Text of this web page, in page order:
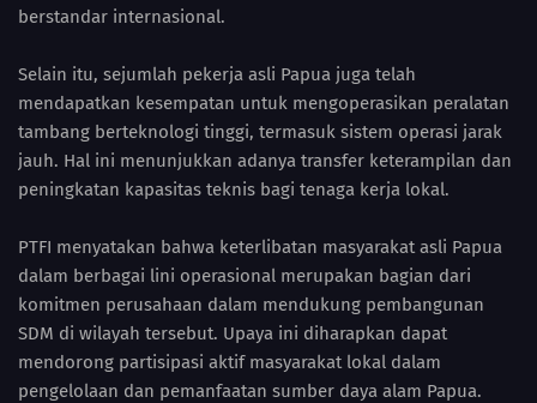
berstandar internasional.
Selain itu, sejumlah pekerja asli Papua juga telah
mendapatkan kesempatan untuk mengoperasikan peralatan
tambang berteknologi tinggi, termasuk sistem operasi jarak
jauh. Hal ini menunjukkan adanya transfer keterampilan dan
peningkatan kapasitas teknis bagi tenaga kerja lokal.
PTFI menyatakan bahwa keterlibatan masyarakat asli Papua
dalam berbagai lini operasional merupakan bagian dari
komitmen perusahaan dalam mendukung pembangunan
SDM di wilayah tersebut. Upaya ini diharapkan dapat
mendorong partisipasi aktif masyarakat lokal dalam
pengelolaan dan pemanfaatan sumber daya alam Papua.